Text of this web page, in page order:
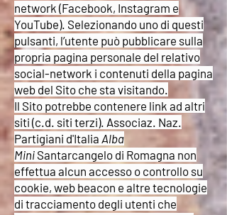
network (Facebook, Instagram e
YouTube). Selezionando uno di questi
pulsanti, l’utente può pubblicare sulla
propria pagina personale del relativo
social-network i contenuti della pagina
web del Sito che sta visitando.
Il Sito potrebbe contenere link ad altri
siti (c.d. siti terzi). Associaz. Naz.
Partigiani d'Italia Alba
Mini Santarcangelo di Romagna non
effettua alcun accesso o controllo su
cookie, web beacon e altre tecnologie
di tracciamento degli utenti che